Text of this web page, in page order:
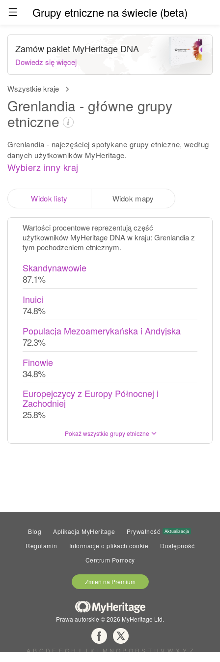
Grupy etniczne na świecie (beta)
Wszystkie kraje
Grenlandia - główne grupy
etniczne
Grenlandia - najczęściej spotykane grupy etniczne, według
danych użytkowników MyHeritage.
Wybierz inny kraj
Zamów pakiet MyHeritage DNA
Dowiedz się więcej
Widok listy Widok mapy
Wartości procentowe reprezentują część
użytkowników MyHeritage DNA w kraju: Grenlandia z
tym pochodzeniem etnicznym.
Skandynawowie
87.1%
Inuici
74.8%
Populacja Mezoamerykańska i Andyjska
72.3%
Finowie
34.8%
Europejczycy z Europy Północnej i
Zachodniej
25.8%
Pokaż wszystkie grupy etniczne
Blog Aplikacja MyHeritage Prywatność Aktualizacja
Regulamin Informacje o plikach cookie
Dostępność
Centrum Pomocy
Zmień na Premium
Prawa autorskie © 2026 MyHeritage Ltd.
A B C D E F G H I J K L M N O P Q R S T U V W X Y Z